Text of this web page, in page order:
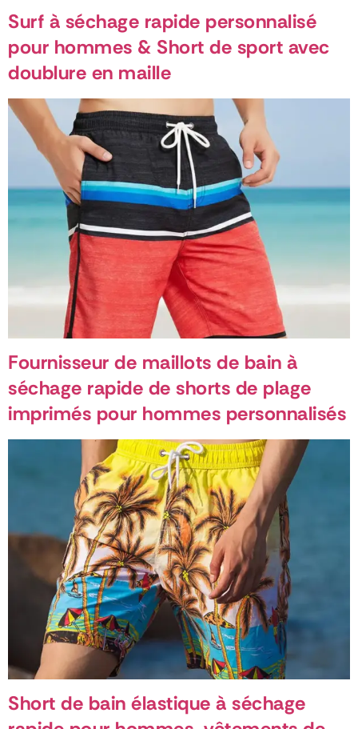
Surf à séchage rapide personnalisé
pour hommes & Short de sport avec
doublure en maille
Fournisseur de maillots de bain à
séchage rapide de shorts de plage
imprimés pour hommes personnalisés
Short de bain élastique à séchage